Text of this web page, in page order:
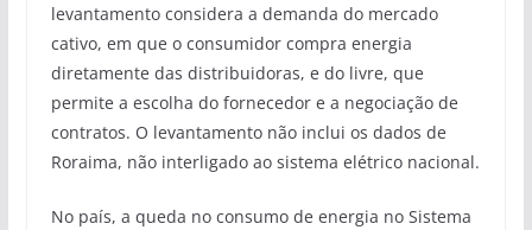
levantamento considera a demanda do mercado
cativo, em que o consumidor compra energia
diretamente das distribuidoras, e do livre, que
permite a escolha do fornecedor e a negociação de
contratos. O levantamento não inclui os dados de
Roraima, não interligado ao sistema elétrico nacional.
No país, a queda no consumo de energia no Sistema